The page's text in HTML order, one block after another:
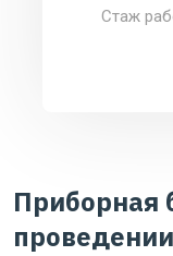
Стаж
Приборная